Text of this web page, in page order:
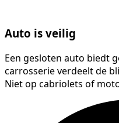
Auto is veilig
Een gesloten auto biedt
carrosserie verdeelt de
Niet op cabriolets of